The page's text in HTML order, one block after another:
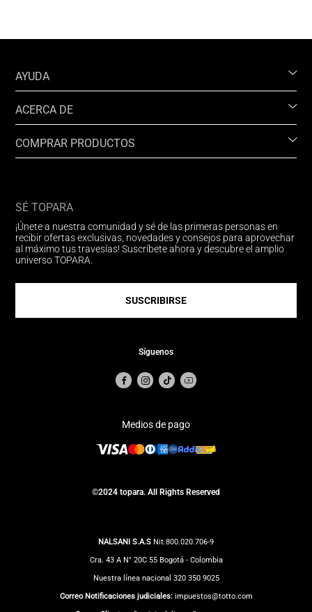
AYUDA
ACERCA DE
COMPRAR PRODUCTOS
SÉ TOPARA
¡Únete a nuestra comunidad y sé de las primeras personas en
recibir ofertas exclusivas, novedades y consejos para aprovechar
al máximo tus travesías! Suscríbete ahora y descubre el amplio
universo TOPARA.
SUSCRIBIRSE
Síguenos
Medios de pago
©2024 topara. All Rights Reserved
NALSANI S.A.S Nit.800.020.706-9
Cra. 43 A N° 20C 55 Bogotá - Colombia
Nuestra línea nacional 320 350 9025
Correo Notificaciones judiciales:impuestos@totto.com